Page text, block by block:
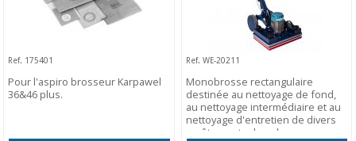
Ref. 175401
Pour l'aspiro brosseur Karpawel
36&46 plus.
Ref. WE-20211
Monobrosse rectangulaire
destinée au nettoyage de fond,
au nettoyage intermédiaire et au
nettoyage d'entretien de divers
revêtements de sol.